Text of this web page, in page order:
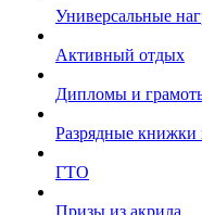
Универсальные
Активный отдых
Дипломы и
Разрядные книжки
ГТО
Призы из акрила